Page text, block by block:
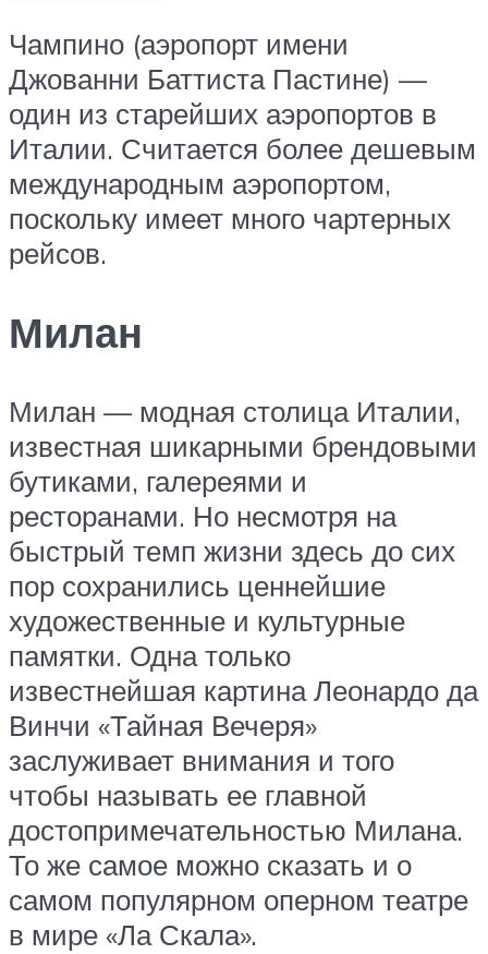
Чампино (аэропорт имени
Джованни Баттиста Пастине) —
один из старейших аэропортов в
Италии. Считается более дешевым
международным аэропортом,
поскольку имеет много чартерных
рейсов.
Милан
Милан — модная столица Италии,
известная шикарными брендовыми
бутиками, галереями и
ресторанами. Но несмотря на
быстрый темп жизни здесь до сих
пор сохранились ценнейшие
художественные и культурные
памятки. Одна только
известнейшая картина Леонардо да
Винчи «Тайная Вечеря»
заслуживает внимания и того
чтобы называть ее главной
достопримечательностью Милана.
То же самое можно сказать и о
самом популярном оперном театре
в мире «Ла Скала».